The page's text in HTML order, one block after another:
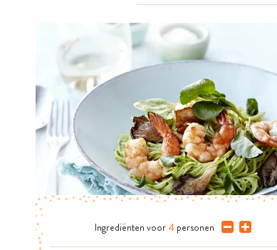
Ingrediënten voor 4 personen